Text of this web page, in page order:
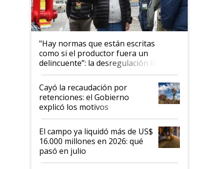
"Hay normas que están escritas
como si el productor fuera un
delincuente”: la desregulación llegó
al Congreso Aapresid y hasta se
habló del financiamiento al IPCVA
Cayó la recaudación por
retenciones: el Gobierno
explicó los motivos
El campo ya liquidó más de US$
16.000 millones en 2026: qué
pasó en julio